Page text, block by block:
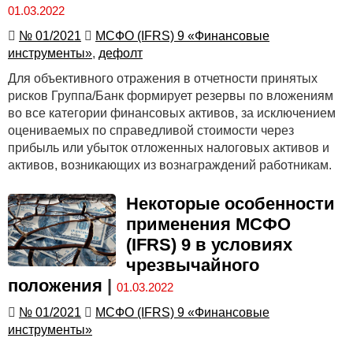
01.03.2022
№ 01/2021
МСФО (IFRS) 9 «Финансовые
инструменты», дефолт
Для объективного отражения в отчетности принятых
рисков Группа/Банк формирует резервы по вложениям
во все категории финансовых активов, за исключением
оцениваемых по справедливой стоимости через
прибыль или убыток отложенных налоговых активов и
активов, возникающих из вознаграждений работникам.
Некоторые особенности
применения МСФО
(IFRS) 9 в условиях
чрезвычайного
положения
01.03.2022
№ 01/2021
МСФО (IFRS) 9 «Финансовые
инструменты»